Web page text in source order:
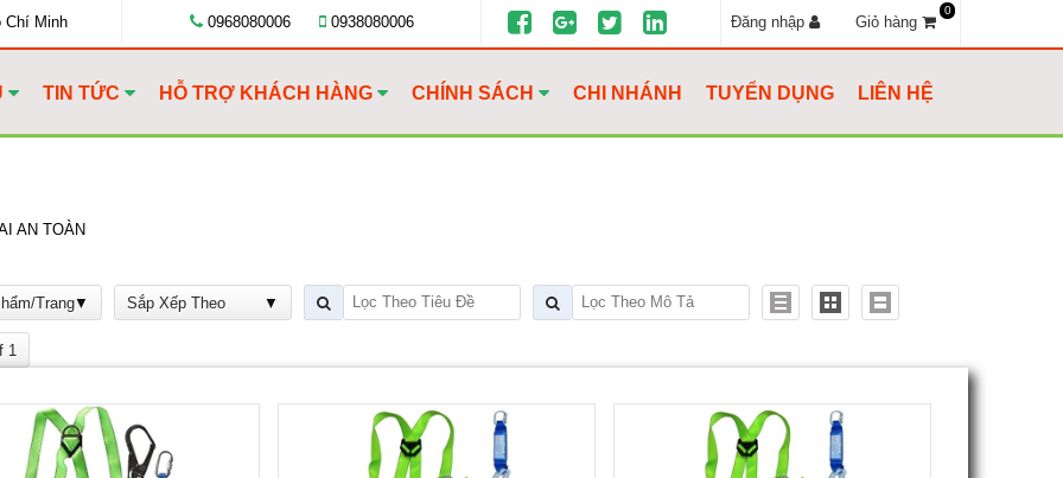
Chí Minh 0968080006 0938080006 Đăng nhập Giỏ hàng
0
TIN TỨC HỖ TRỢ KHÁCH HÀNG CHÍNH SÁCH CHI NHÁNH TUYỂN DỤNG LIÊN HỆ
AN TOÀN
Trang Sắp Xếp Theo
1